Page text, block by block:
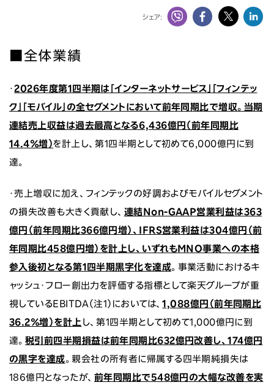
採用情報
シェア:
■全体業績
・2026年度第1四半期は「インターネットサービス」「フィンテッ
ク」「モバイル」の全セグメントにおいて前年同期比で増収。当期
連結売上収益は過去最高となる6,436億円（前年同期比
14.4％増）を計上し、第1四半期として初めて6,000億円に到
達。
・売上増収に加え、フィンテックの好調およびモバイルセグメント
の損失改善も大きく貢献し、 連結Non-GAAP営業利益は363
億円（前年同期比366億円増）、IFRS営業利益は304億円（前
年同期比458億円増）を計上し、いずれもMNO事業への本格
参入後初となる第1四半期黒字化を達成。事業活動におけるキ
ャッシュ・フロー創出力を評価する指標として楽天グループが重
視しているEBITDA（注1）においては、1,088億円（前年同期比
36.2％増）を計上 し、第1四半期として初めて1,000億円に到
達。 税引前四半期損益は前年同期比632億円改善し、174億円
の黒字を達成。親会社の所有者に帰属する四半期純損失は
186億円となったが、 前年同期比で548億円の大幅な改善を実